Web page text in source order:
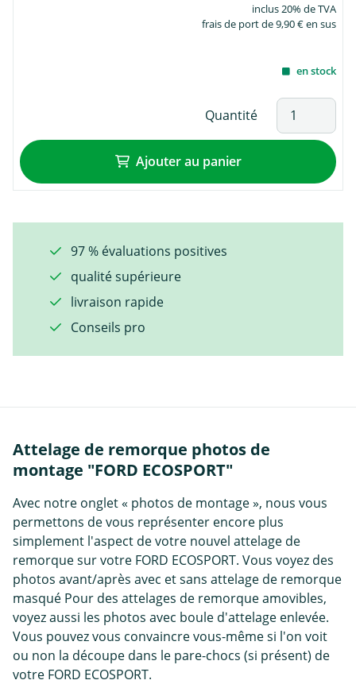
inclus 20% de TVA
frais de port de 9,90 € en sus
en stock
Quantité
Ajouter au panier
97 % évaluations positives
qualité supérieure
livraison rapide
Conseils pro
Attelage de remorque photos de
montage "FORD ECOSPORT"
Avec notre onglet « photos de montage », nous vous
permettons de vous représenter encore plus
simplement l'aspect de votre nouvel attelage de
remorque sur votre FORD ECOSPORT. Vous voyez des
photos avant/après avec et sans attelage de remorque
masqué Pour des attelages de remorque amovibles,
voyez aussi les photos avec boule d'attelage enlevée.
Vous pouvez vous convaincre vous-même si l'on voit
ou non la découpe dans le pare-chocs (si présent) de
votre FORD ECOSPORT.